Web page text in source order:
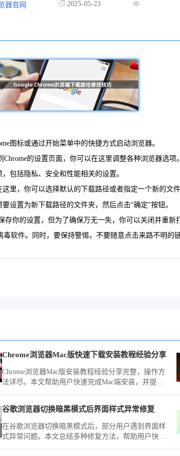
器官网 2025-05-23
图标或通过开始菜单中的快捷方式启动浏览器。
的设置页面，你可以在这里调整各种浏览器选项。
包括隐私、安全和性能相关的设置。
里，你可以选择默认的下载路径或者指定一个新的文件
设置为新下载路径的文件夹，然后点击“确定”按钮。
你的设置，但为了确保万无一失，你可以关闭并重新
软件。同时，要保持警惕，不要随意点击来路不明
Chrome浏览器Mac版快速下载安装教程经验分享
Chrome浏览器Mac版安装教程经验分享完整，操作方
法详尽。本文帮助用户快速完成Mac端安装，并提供
谷歌浏览器切换暗黑模式后界面样式异常修复
在谷歌浏览器切换暗黑模式后，部分用户遇到界面样
式异常问题。本文总结多种修复方法，帮助用户快速